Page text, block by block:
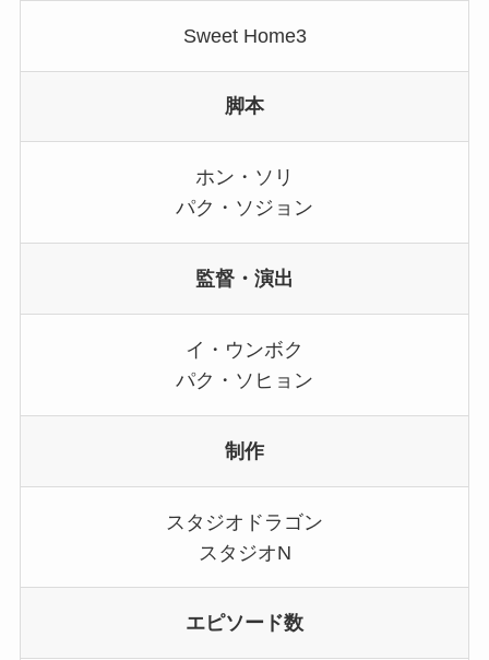
Sweet Home3
脚本
ホン・ソリ
パク・ソジョン
監督・演出
イ・ウンボク
パク・ソヒョン
制作
スタジオドラゴン
スタジオN
エピソード数